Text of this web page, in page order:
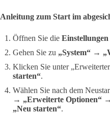
Anleitung zum Start im
Öffnen Sie die Einstellungen
Gehen Sie zu „System“ →
Klicken Sie unter
starten“.
Wählen Sie nach dem
→ „Erweiterte Optionen“
„Neu starten“.